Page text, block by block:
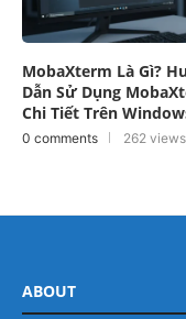
MobaXterm Là Gì?
Dẫn Sử Dụng
Chi Tiết Trên
0 comments 262 views
ABOUT